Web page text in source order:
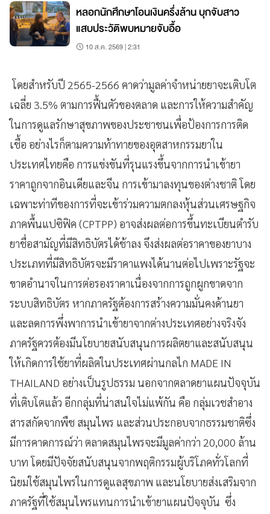
หลอกนักศึกษาโอนเงินครึ่งล้าน บุกจับสาว
แสบประวัติพบหมายจับอื้อ
10 ส.ค. 2569 | 2:31
โดยสำหรับปี 2565-2566 คาดว่ามูลค่าจำหน่ายยาจะเติบโต
เฉลี่ย 3.5% ตามการฟื้นตัวของตลาด และการให้ความสำคัญ
ในการดูแลรักษาสุขภาพของประชาชนเพื่อป้องการการติด
เชื้อ อย่างไรก็ตามความท้าทายของอุตสาหกรรมยาใน
ประเทศไทยคือ การแข่งขันที่รุนแรงขึ้นจากการนำเข้ายา
ราคาถูกจากอินเดียและจีน การเข้ามาลงทุนของต่างชาติ โดย
เฉพาะท่าทีของการที่จะเข้าร่วมความตกลงหุ้นส่วนเศรษฐกิจ
ภาคพื้นแปซิฟิค (CPTPP) อาจส่งผลต่อการขึ้นทะเบียนตำรับ
ยาชื่อสามัญที่มีสิทธิบัตรได้ช้าลง จึงส่งผลต่อราคาของยาบาง
ประเภทที่มีสิทธิบัตรจะมีราคาแพงได้นานต่อไปเพราะรัฐจะ
ขาดอำนาจในการต่อรองราคาเนื่องจากการถูกผูกขาดจาก
ระบบสิทธิบัตร หากภาครัฐต้องการสร้างความมั่นคงด้านยา
และลดการพึ่งพาการนำเข้ายาจากต่างประเทศอย่างจริงจัง
ภาครัฐควรต้องมีนโยบายสนับสนุนการผลิตยาและสนับสนุน
ให้เกิดการใช้ยาที่ผลิตในประเทศผ่านกลไก MADE IN
THAILAND อย่างเป็นรูปธรรม นอกจากตลาดยาแผนปัจจุบัน
ที่เติบโตแล้ว อีกกลุ่มที่น่าสนใจไม่แพ้กัน คือ กลุ่มเวชสำอาง
สารสกัดจากพืช สมุนไพร และส่วนประกอบจากธรรมชาติซึ่ง
มีการคาดการณ์ว่า ตลาดสมุนไพรจะมีมูลค่ากว่า 20,000 ล้าน
บาท โดยมีปัจจัยสนับสนุนจากพฤติกรรมผู้บริโภคทั่วโลกที่
นิยมใช้สมุนไพรในการดูแลสุขภาพ และนโยบายส่งเสริมจาก
ภาครัฐที่ใช้สมุนไพรแทนการนำเข้ายาแผนปัจจุบัน ซึ่ง